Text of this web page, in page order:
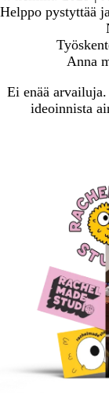
Helppo pystyttää
Anna
Ei enää
ideoinnista